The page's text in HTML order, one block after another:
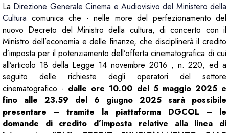
La Direzione Generale Cinema e Audiovisivo del Ministero della
Cultura comunica che - nelle more del perfezionamento del
nuovo Decreto del Ministro della cultura, di concerto con il
Ministro dell’economia e delle finanze, che disciplinerà il credito
d’imposta per il potenziamento dell’offerta cinematografica di cui
all’articolo 18 della Legge 14 novembre 2016 , n. 220, ed a
seguito delle richieste degli operatori del settore
cinematografico - dalle ore 10.00 del 5 maggio 2025 e
fino alle 23.59 del 6 giugno 2025 sarà possibile
presentare – tramite la piattaforma DGCOL – le
domande di credito d’imposta relative alla linea di